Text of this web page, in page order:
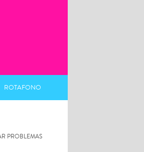
ROTAFONO
PROBLEMAS